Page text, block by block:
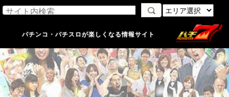
パチンコ・パチスロが楽しくなる情報サイト